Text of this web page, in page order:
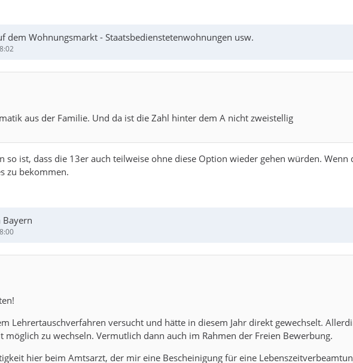
in die Schweiz versetzt
Möglichkeiten ich habe, um mit meine Ehemann gemeinsam diesen Schritt zu
dem Wohnungsmarkt - Staatsbedienstetenwohnungen usw.
aus der Familie. Und da ist die Zahl hinter dem A nicht zweistellig
so ist, dass die 13er auch teilweise ohne diese Option wieder gehen würden.
zu bekommen.
Bayern
Lehrertauschverfahren versucht und hätte in diesem Jahr direkt gewechselt.
möglich zu wechseln. Vermutlich dann auch im Rahmen der Freien Bewerbung.
hier beim Amtsarzt, der mir eine Bescheinigung für eine